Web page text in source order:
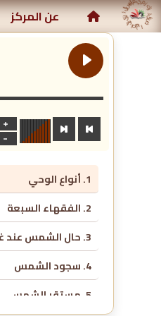
الصالحين الإسلامي عن المركز
1. أنواع الوحي
2. الفقهاء السبعة
3. حال الشمس عند غروبها
4. سجود الشمس
5. مستقر الشمس